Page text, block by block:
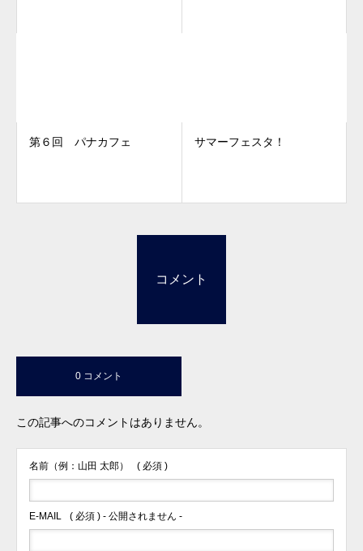
第６回 パナカフェ サマーフェスタ！
コメント
0 コメント
この記事へのコメントはありません。
名前（例：山田 太郎） ( 必須 )
E-MAIL ( 必須 ) - 公開されません -